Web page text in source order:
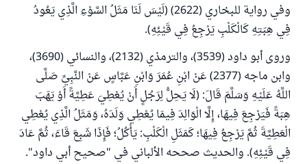
وفي رواية للبخاري (2622) (لَيْسَ لَنَا مَثَلُ السَّوْءِ الَّذِي يَعُودُ
فِي هِبَتِهِ كَالْكَلْبِ يَرْجِعُ فِي قَيْئِهِ).
وروى أبو داود (3539)، والترمذي (2132)، والنسائي (3690)،
وابن ماجه (2377) عَنْ ابْنِ عُمَرَ وَابْنِ عَبَّاسٍ عَنْ النَّبِيِّ صَلَّى
اللَّهُ عَلَيْهِ وَسَلَّمَ قَالَ: (لَا يَحِلُّ لِرَجُلٍ أَنْ يُعْطِيَ عَطِيَّةً أَوْ يَهَبَ
هِبَةً فَيَرْجِعَ فِيهَا، إِلَّا الْوَالِدَ فِيمَا يُعْطِي وَلَدَهُ، وَمَثَلُ الَّذِي يُعْطِي
الْعَطِيَّةَ ثُمَّ يَرْجِعُ فِيهَا؛ كَمَثَلِ الْكَلْبِ: يَأْكُلُ؛ فَإِذَا شَبِعَ قَاءَ، ثُمَّ عَادَ
فِي قَيْئِهِ). والحديث صححه الألباني في "صحيح أبي داود".